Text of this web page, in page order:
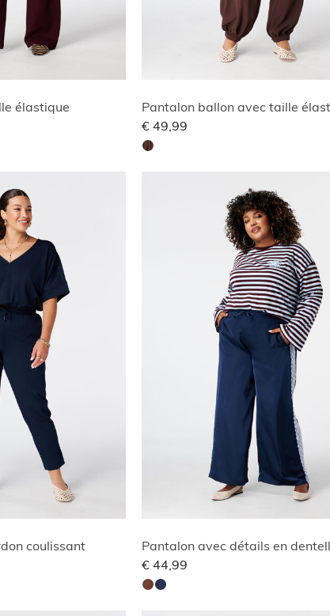
élastique
Pantalon ballon avec taille
€ 49,99
coulissant
€ 44,99